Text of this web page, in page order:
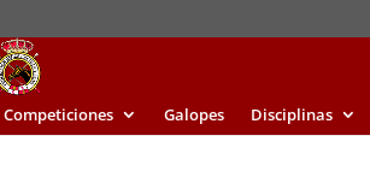
Competiciones Galopes Disciplinas